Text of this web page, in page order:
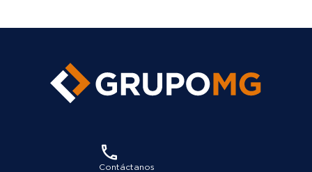
Contáctanos